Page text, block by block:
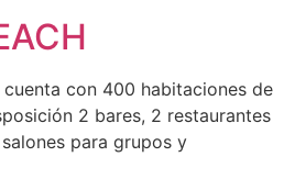
con 400 habitaciones de
2 bares, 2 restaurantes
para grupos y